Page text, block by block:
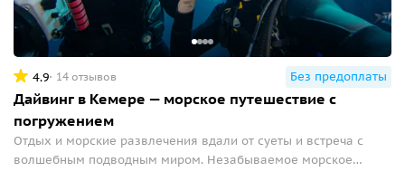
4.9 14 отзывов Без предоплаты
Дайвинг в Кемере — морское путешествие с
погружением
Отдых и морские развлечения вдали от суеты и встреча с
волшебным подводным миром. Незабываемое морское